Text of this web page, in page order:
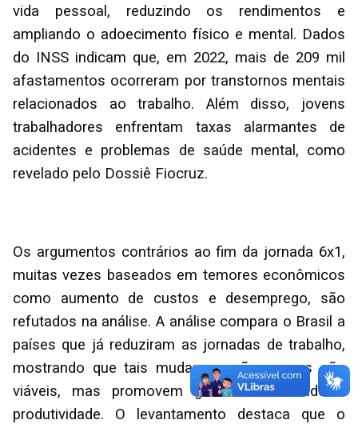
vida pessoal, reduzindo os rendimentos e
ampliando o adoecimento físico e mental. Dados
do INSS indicam que, em 2022, mais de 209 mil
afastamentos ocorreram por transtornos mentais
relacionados ao trabalho. Além disso, jovens
trabalhadores enfrentam taxas alarmantes de
acidentes e problemas de saúde mental, como
revelado pelo Dossiê Fiocruz.
Os argumentos contrários ao fim da jornada 6x1,
muitas vezes baseados em temores econômicos
como aumento de custos e desemprego, são
refutados na análise. A análise compara o Brasil a
países que já reduziram as jornadas de trabalho,
mostrando que tais mudanças não apenas são
viáveis, mas promovem ganhos em saúde e
produtividade. O levantamento destaca que o